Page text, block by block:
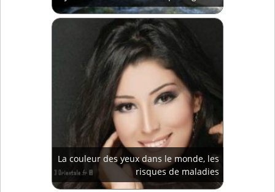
La couleur des yeux dans le monde, les
risques de maladies